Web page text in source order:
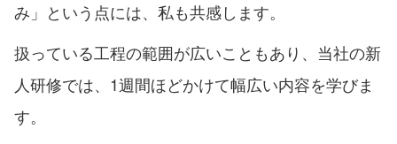
み」という点には、私も共感します。
扱っている工程の範囲が広いこともあり、当社の新
人研修では、1週間ほどかけて幅広い内容を学びま
す。